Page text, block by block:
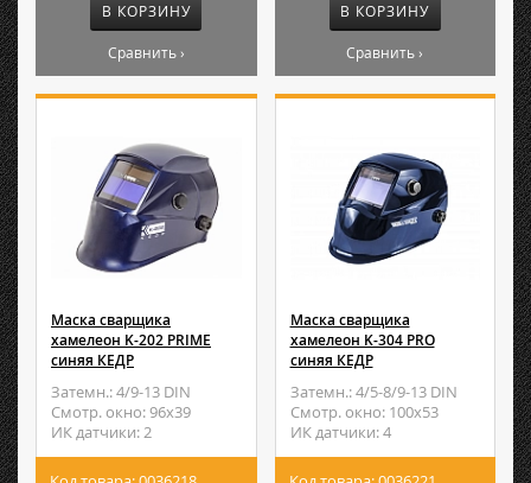
В КОРЗИНУ
Сравнить ›
В КОРЗИНУ
Сравнить ›
Маска сварщика
хамелеон K-202 PRIME
синяя КЕДР
Затемн.: 4/9-13 DIN
Смотр. окно: 96х39
ИК датчики: 2
Маска сварщика
хамелеон K-304 PRO
синяя КЕДР
Затемн.: 4/5-8/9-13 DIN
Смотр. окно: 100х53
ИК датчики: 4